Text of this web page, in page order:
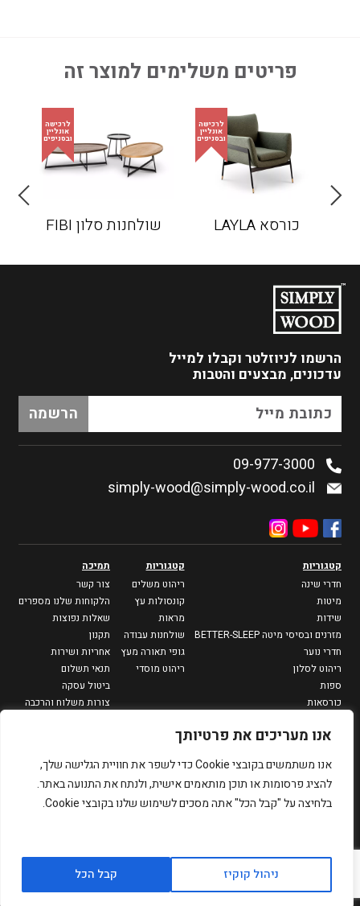
אנו מעריכים את פרטיותך
אנו משתמשים בקובצי Cookie כדי לשפר את חוויית הגלישה שלך,
להציג פרסומות או תוכן מותאמים אישית, ולנתח את התנועה באתר.
בלחיצה על "קבל הכל" אתה מסכים לשימוש שלנו בקובצי Cookie.
ניהול קוקיז קבל הכל
פריטים משלימים למוצר זה
כורסא LAYLA שולחנות סלון FIBI
הרשמו לניוזלטר וקבלו למייל
עדכונים, מבצעים והטבות
09-977-3000
simply-wood@simply-wood.co.il
קטגוריות
חדרי שינה
מיטות
שידות
מזרנים ובסיסי מיטה BETTER-SLEEP
חדרי נוער
ריהוט לסלון
ספות
כורסאות
שולחנות סלון
פינות אוכל
שולחנות אוכל
כיסאות
קטגוריות
ריהוט משלים
קונסולות עץ
מראות
שולחנות עבודה
גופי תאורה מעץ
ריהוט מוסדי
תמיכה
צור קשר
הלקוחות שלנו מספרים
שאלות נפוצות
תקנון
אחריות ושירות
תנאי תשלום
ביטול עסקה
צורות משלוח והרכבה
כל הזכויות שמורות ל-
designed by PROPAGANDA
Dmitry Kagan